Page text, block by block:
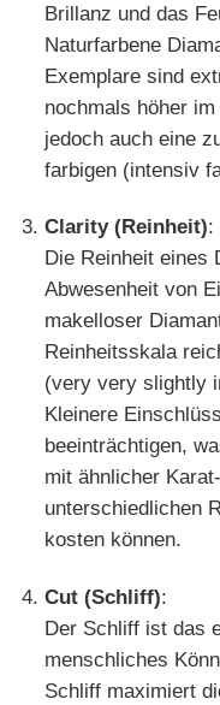
Brillanz und das
Naturfarbene
Exemplare sind
nochmals höher
jedoch auch eine
farbigen (intensiv
Clarity (Reinheit):
Die Reinheit eines
Abwesenheit von
makelloser
Reinheitsskala
(very very slightly
Kleinere
beeinträchtigen,
mit ähnlicher
unterschiedlichen
kosten können.
Cut (Schliff):
Der Schliff ist das
menschliches
Schliff maximiert